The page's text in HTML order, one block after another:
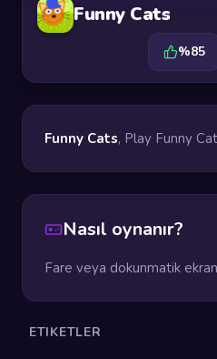
Funny Cats
%85
Funny Cats, Play Funny
Nasıl oynanır?
Fare veya dokunmatik
ETIKETLER